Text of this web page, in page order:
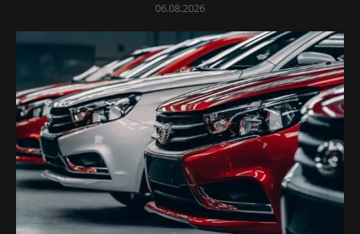
06.08.2026